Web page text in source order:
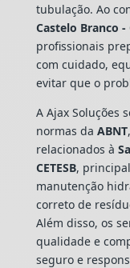
tubulação. Ao
Castelo Branco -
profissionais
com cuidado,
evitar que o
A Ajax Soluções
normas da ABNT
relacionados à
CETESB,
manutenção
correto de
Além disso, os
qualidade e
seguro e